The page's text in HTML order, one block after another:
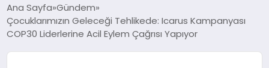
EKONOMI
Ana Sayfa Gündem
Çocuklarımızın Geleceği Tehlikede: Icarus Kampanyası
COP30 Liderlerine Acil Eylem Çağrısı Yapıyor